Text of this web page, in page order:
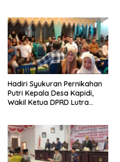
Hadiri Syukuran Pernikahan
Putri Kepala Desa Kapidi,
Wakil Ketua DPRD Lutra